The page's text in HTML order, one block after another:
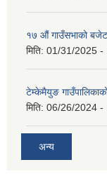
१७ औं गाउँसभाको बजेट
मिति: 01/31/2025 -
टेम्केमैयुङ
मिति: 06/26/2024 -
अन्य